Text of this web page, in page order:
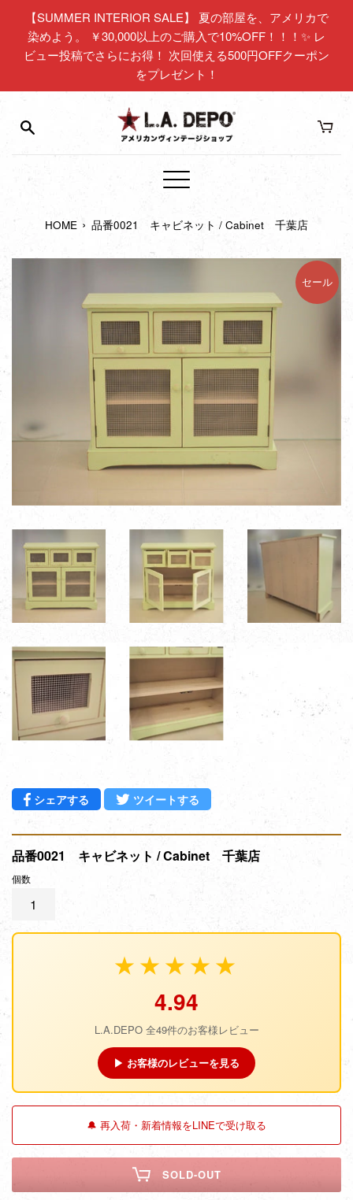
【SUMMER INTERIOR SALE】 夏の部屋を、アメリカで
染めよう。 ￥30,000以上のご購入で10%OFF！！！✨ レ
ビュー投稿でさらにお得！ 次回使える500円OFFクーポン
をプレゼント！
メ
ュ
HOME › 品番0021 キャビネット / Cabinet 千葉店
セール
シェアする Facebookでシェアする
ツイートする
品番0021 キャビネット / Cabinet 千葉店
個数
★★★★★
4.94
L.A.DEPO 全49件のお客様レビュー
▶ お客様のレビューを見る
🔔 再入荷・新着情報をLINEで受け取る
SOLD-OUT